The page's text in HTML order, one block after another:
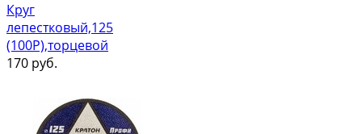
Круг
лепестковый,125
(100Р),торцевой
170 руб.